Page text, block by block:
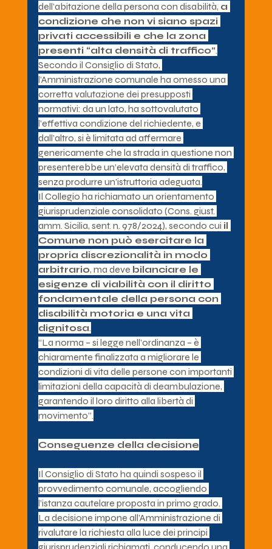
dell’abitazione della persona con disabilità, a
condizione che non vi siano spazi
privati accessibili e che la zona
presenti “alta densità di traffico”.
Secondo il Consiglio di Stato,
l’Amministrazione comunale ha omesso una
corretta valutazione dei presupposti
normativi: da un lato, ha sottovalutato
l’effettiva condizione del richiedente, e
dall’altro, si è limitata ad affermare
genericamente che la strada in questione non
presenterebbe un’elevata densità di traffico,
senza produrre un’istruttoria adeguata.
Il Collegio ha richiamato un orientamento
giurisprudenziale consolidato (Cons. giust.
amm. Sicilia, sent. n. 978/2024), secondo cui il
Comune non può esercitare la
propria discrezionalità in modo
arbitrario, ma deve bilanciare le
esigenze di viabilità con il diritto
fondamentale della persona con
disabilità motoria e una vita
dignitosa.
“La norma – si legge nell’ordinanza – è
chiaramente finalizzata a migliorare le
condizioni di vita delle persone con importanti
limitazioni della capacità di deambulazione,
garantendo il loro diritto alla libertà di
movimento”.
Conseguenze della decisione
Il Consiglio di Stato ha quindi sospeso il
provvedimento comunale, accogliendo
l’istanza cautelare proposta in primo grado.
La decisione impone all’Amministrazione di
rivalutare la richiesta alla luce dei principi